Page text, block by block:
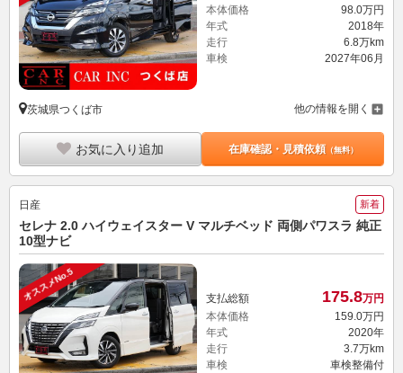
本体価格
98. 0万円
年式
2018年
走行
6.8万km
車検
2027年06月
茨城県つくば市 他の情報を開く
お気に入り追加 在庫確認・見積依頼（無料）
日産 新着
セレナ 2.0 ハイウェイスター V マルチベッド 両側パワスラ 純正
10型ナビ
オススメNo.5 支払総額 175.8万円
本体価格
159.0万円
年式
2020年
走行
3.7万km
車検
車検整備付